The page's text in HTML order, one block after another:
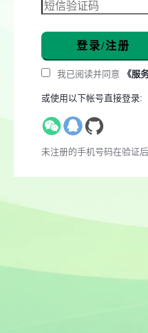
登录/注册
我已阅读并同意 《服
或使用以下帐号直接登录:
未注册的手机号码在验证后